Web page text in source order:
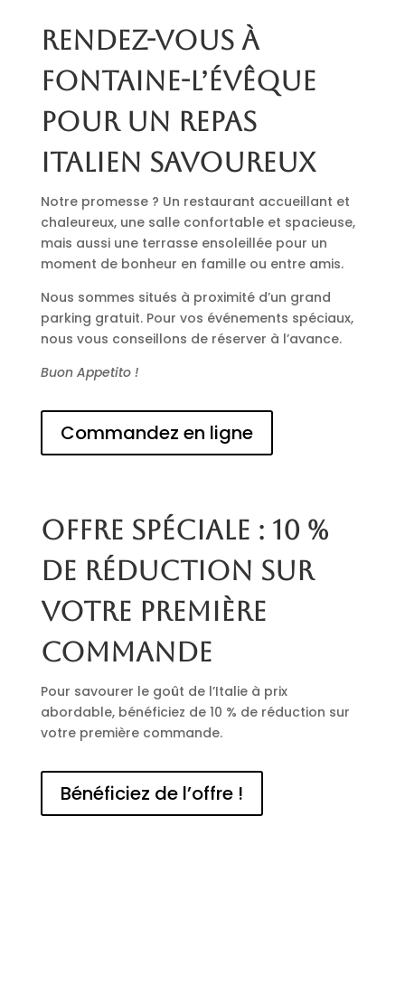
Rendez-vous à
Fontaine-l’Évêque
pour un repas
italien savoureux
Notre promesse ? Un restaurant accueillant et
chaleureux, une salle confortable et spacieuse,
mais aussi une terrasse ensoleillée pour un
moment de bonheur en famille ou entre amis.
Nous sommes situés à proximité d’un grand
parking gratuit. Pour vos événements spéciaux,
nous vous conseillons de réserver à l’avance.
Buon Appetito !
Commandez en ligne
Offre spéciale : 10 %
de réduction sur
votre première
commande
Pour savourer le goût de l’Italie à prix
abordable, bénéficiez de 10 % de réduction sur
votre première commande.
Bénéficiez de l’offre !